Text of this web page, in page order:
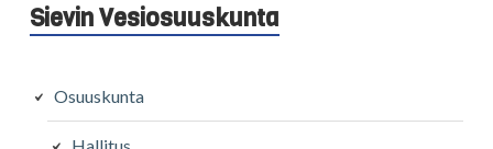
Sievin Vesiosuuskunta
Osuuskunta
Hallitus